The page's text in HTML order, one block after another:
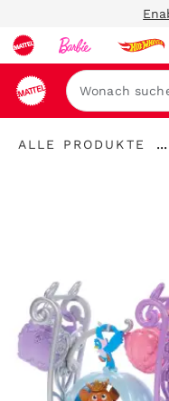
"Alle
ALLE PRODUKTE
...